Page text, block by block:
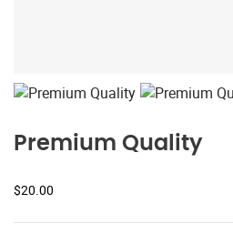
Premium Quality
$20.00